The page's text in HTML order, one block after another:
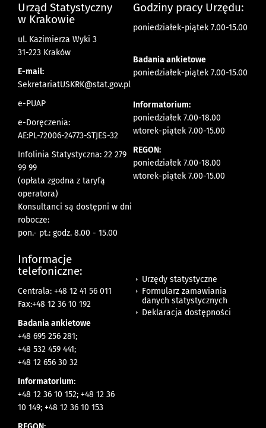
Urząd Statystyczny
w Krakowie
ul. Kazimierza Wyki 3
31-223 Kraków
E-mail:
SekretariatUSKRK@stat.gov.pl
e-PUAP
e-Doręczenia:
AE:PL-72006-24773-STJES-32
Infolinia Statystyczna: 22 279
99 99
(opłata zgodna z taryfą
operatora)
Konsultanci są dostępni w dni
robocze:
pon.- pt.: godz. 8.00 - 15.00
Godziny pracy Urzędu:
poniedziałek-piątek 7.00-15.00
Badania ankietowe
poniedziałek-piątek 7.00-15.00
Informatorium:
poniedziałek 7.00-18.00
wtorek-piątek 7.00-15.00
REGON:
poniedziałek 7.00-18.00
wtorek-piątek 7.00-15.00
Informacje
telefoniczne:
Centrala: +48 12 41 56 011
Fax:+48 12 36 10 192
Badania ankietowe
+48 695 256 281;
+48 532 459 441;
+48 12 656 30 32
Informatorium:
+48 12 36 10 152; +48 12 36
10 149; +48 12 36 10 153
Urzędy statystyczne
Formularz zamawiania
danych statystycznych
Deklaracja dostępności